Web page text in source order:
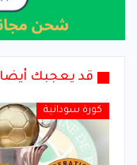
قد يعجبك أيضا
كورة سودانية